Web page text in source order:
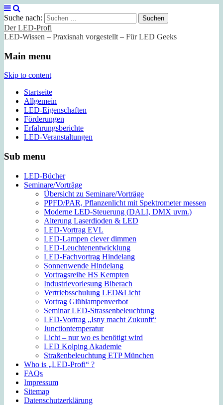
Suche nach:
Der LED-Profi
LED-Wissen – Praxisnah vorgestellt – Für LED Geeks
Main menu
Skip to content
Startseite
Allgemein
LED-Eigenschaften
Förderungen
Erfahrungsberichte
LED-Veranstaltungen
Sub menu
LED-Bücher
Seminare/Vorträge
Übersicht zu Seminare/Vorträge
PPFD/PAR, Pflanzenlicht mit Spektrometer messen
Moderne LED-Steuerung (DALI, DMX uvm.)
Alterung Laserdioden & LED
LED-Vortrag EVL
LED-Lampen clever dimmen
LED-Leuchtenentwicklung
LED-Fachvortrag Hindelang
Sonnenwende Hindelang
Vortragsreihe HS Kempten
Industrievorlesung Biberach
Vertriebsschulung LED&Licht
Vortrag Glühlampenverbot
Seminar LED-Strassenbeleuchtung
LED-Vortrag „Isny macht Zukunft“
Junctiontemperatur
Licht – nur wo es benötigt wird
LED Kolping Akademie
Straßenbeleuchtung ETP München
Who is „LED-Profi“ ?
FAQs
Impressum
Sitemap
Datenschutzerklärung